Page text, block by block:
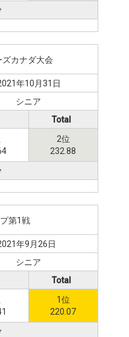
カナダ大会
年10月31日
シニア
Total
2位
232.88
第1戦
年9月26日
シニア
Total
1位
220.07